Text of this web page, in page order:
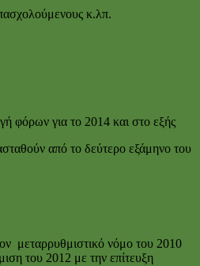
κ.λπ.
φόρων για το 2014 και στο εξής
από το δεύτερο εξάμηνο του
μεταρρυθμιστικό νόμο του 2010
του 2012 με την επίτευξη